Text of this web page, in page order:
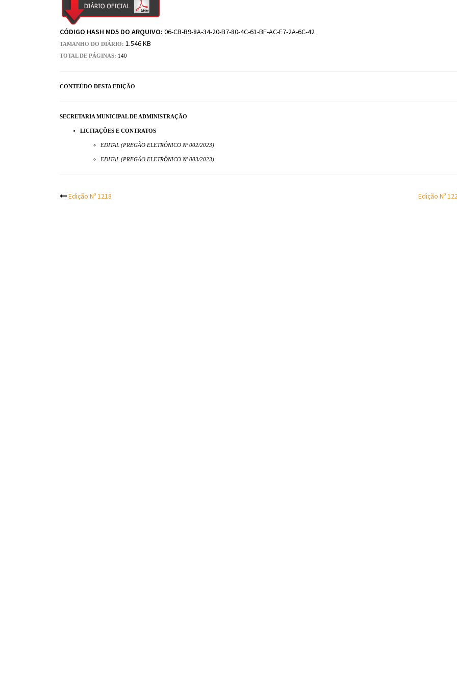
CÓDIGO HASH MD5 DO ARQUIVO: 06-CB-B9-8A-34-20-B7-80-4C-61-BF-AC-E7-2A-6C-42
TAMANHO DO DIÁRIO: 1.546 KB
TOTAL DE PÁGINAS: 140
CONTEÚDO DESTA EDIÇÃO
SECRETARIA MUNICIPAL DE ADMINISTRAÇÃO
LICITAÇÕES E CONTRATOS
EDITAL (PREGÃO ELETRÔNICO Nº 002/2023)
EDITAL (PREGÃO ELETRÔNICO Nº 003/2023)
Post
Edição Nº 1218 Edição Nº